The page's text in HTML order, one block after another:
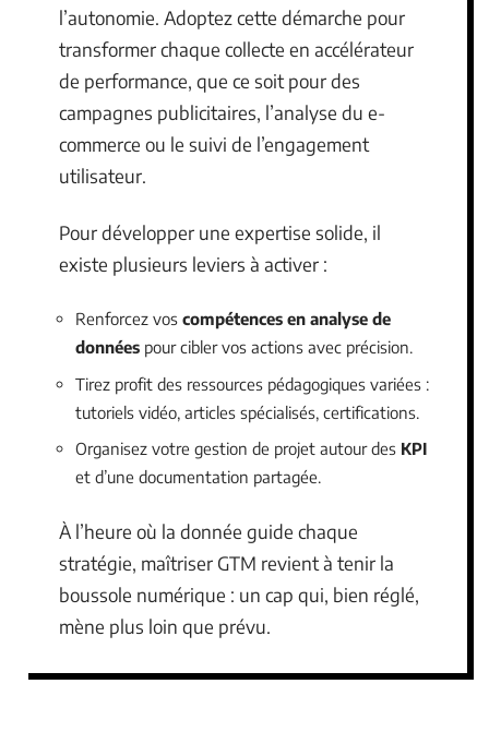
l’autonomie. Adoptez cette démarche pour
transformer chaque collecte en accélérateur
de performance, que ce soit pour des
campagnes publicitaires, l’analyse du e-
commerce ou le suivi de l’engagement
utilisateur.
Pour développer une expertise solide, il
existe plusieurs leviers à activer :
Renforcez vos compétences en analyse de
données pour cibler vos actions avec précision.
Tirez profit des ressources pédagogiques variées :
tutoriels vidéo, articles spécialisés, certifications.
Organisez votre gestion de projet autour des KPI
et d’une documentation partagée.
À l’heure où la donnée guide chaque
stratégie, maîtriser GTM revient à tenir la
boussole numérique : un cap qui, bien réglé,
mène plus loin que prévu.